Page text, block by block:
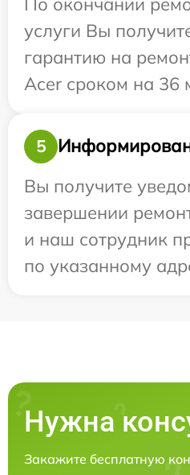
услуги Вы
гарантию на
Acer сроком на 36
5
Вы получите
завершении
и наш сотрудник
по указанному
Нужна
Закажите бесплатную